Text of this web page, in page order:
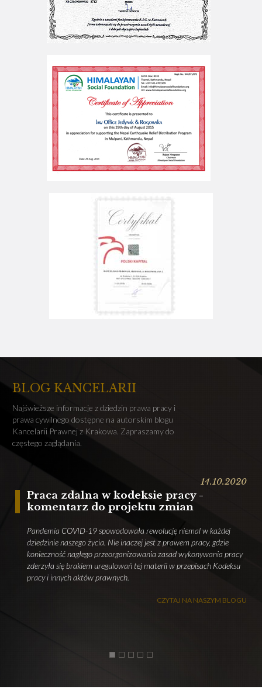
BLOG KANCELARII
Najświeższe informacje z dziedzin prawa pracy i
prawa cywilnego dostępne na autorskim blogu
Kancelarii Prawnej z Krakowa. Zapraszamy do
częstego zaglądania.
14.10.2020
Praca zdalna w kodeksie pracy -
komentarz do projektu zmian
Pandemia COVID-19 spowodowała rewolucję niemal w każdej
dziedzinie naszego życia. Nie inaczej jest z prawem pracy, gdzie
konieczność nagłego przeorganizowania zasad wykonywania pracy
zderzyła się brakiem uregulowań tej materii w przepisach Kodeksu
pracy i innych aktów prawnych.
CZYTAJ NA NASZYM BLOGU
1 2 3 4 5